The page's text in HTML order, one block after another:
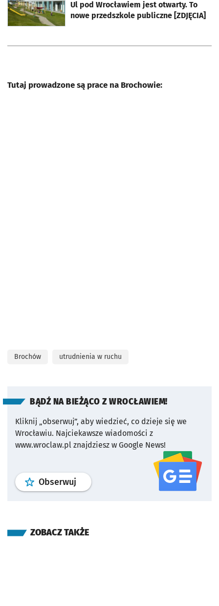
Ul pod Wrocławiem jest otwarty. To
nowe przedszkole publiczne [ZDJĘCIA]
Tutaj prowadzone są prace na Brochowie:
Brochów utrudnienia w ruchu
BĄDŹ NA BIEŻĄCO Z WROCŁAWIEM!
Kliknij „obserwuj”, aby wiedzieć, co dzieje się we
Wrocławiu. Najciekawsze wiadomości z
www.wroclaw.pl znajdziesz w Google News!
Obserwuj profil serwisu
ZOBACZ TAKŻE